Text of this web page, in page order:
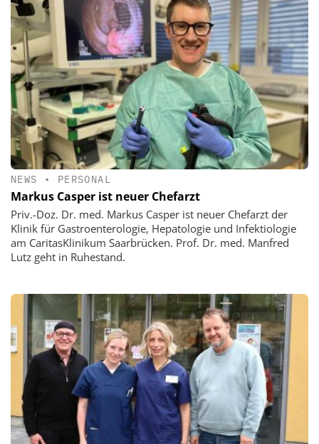
NEWS • PERSONAL
Markus Casper ist neuer Chefarzt
Priv.-Doz. Dr. med. Markus Casper ist neuer Chefarzt der
Klinik für Gastroenterologie, Hepatologie und Infektiologie
am CaritasKlinikum Saarbrücken. Prof. Dr. med. Manfred
Lutz geht in Ruhestand.